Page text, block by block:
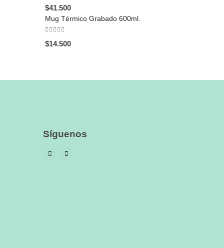
$41.500
Mug Térmico Grabado 600ml.
$14.500
Síguenos